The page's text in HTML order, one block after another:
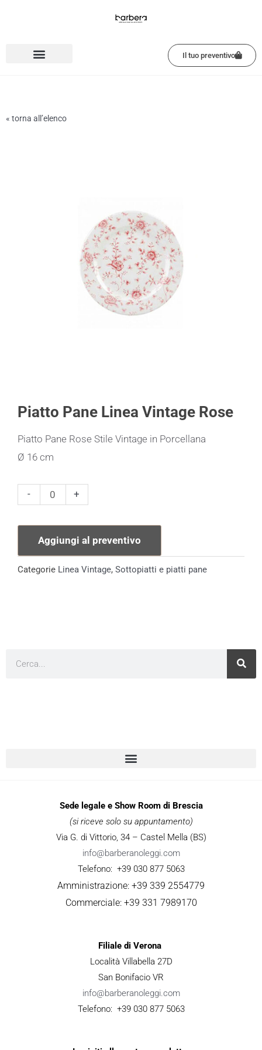
Il tuo preventivo
« torna all’elenco
Piatto Pane Linea Vintage Rose
Piatto Pane Rose Stile Vintage in Porcellana
Ø 16 cm
-
Piatto
Linea
Vintage
Rose
+
Aggiungi al preventivo
Categorie Linea Vintage, Sottopiatti e piatti pane
Sede legale e Show Room di Brescia
(si riceve solo su appuntamento)
Via G. di Vittorio, 34 – Castel Mella (BS)
info@barberanoleggi.com
Telefono: +39 030 877 5063
Amministrazione: +39 339 2554779
Commerciale: +39 331 7989170
Filiale di Verona
Località Villabella 27D
San Bonifacio VR
info@barberanoleggi.com
Telefono: +39 030 877 5063